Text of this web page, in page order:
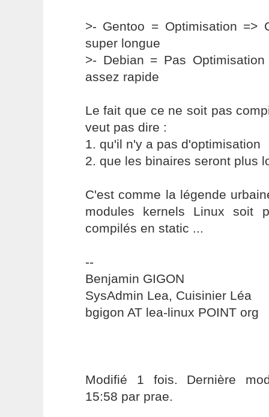
>- Gentoo = Optimisation =>
super longue
>- Debian = Pas
assez rapide
Le fait que ce ne soit pas
veut pas dire :
1. qu'il n'y a pas d'optimisation
2. que les binaires seront plus
C'est comme la légende
modules kernels Linux soit
compilés en static ...
--
Benjamin GIGON
SysAdmin Lea, Cuisinier Léa
bgigon AT lea-linux POINT org
Modifié 1 fois. Dernière
15:58 par prae.